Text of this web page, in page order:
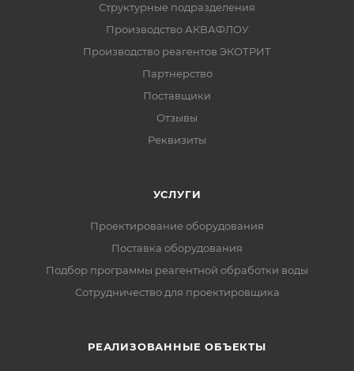
Структурные подразделения
Производство АКВАФЛОУ
Производство реагентов ЭКОТРИТ
Партнерство
Поставщики
Отзывы
Реквизиты
УСЛУГИ
Проектирование оборудования
Поставка оборудования
Подбор программы реагентной обработки воды
Сотрудничество для проектировщика
РЕАЛИЗОВАННЫЕ ОБЪЕКТЫ